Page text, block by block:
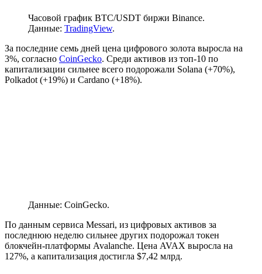
Часовой график BTC/USDT биржи Binance.
Данные: TradingView.
За последние семь дней цена цифрового золота выросла на
3%, согласно CoinGecko. Среди активов из топ-10 по
капитализации сильнее всего подорожали Solana (+70%),
Polkadot (+19%) и Cardano (+18%).
Данные: CoinGecko.
По данным сервиса Messari, из цифровых активов за
последнюю неделю сильнее других подорожал токен
блокчейн-платформы Avalanche. Цена AVAX выросла на
127%, а капитализация достигла $7,42 млрд.